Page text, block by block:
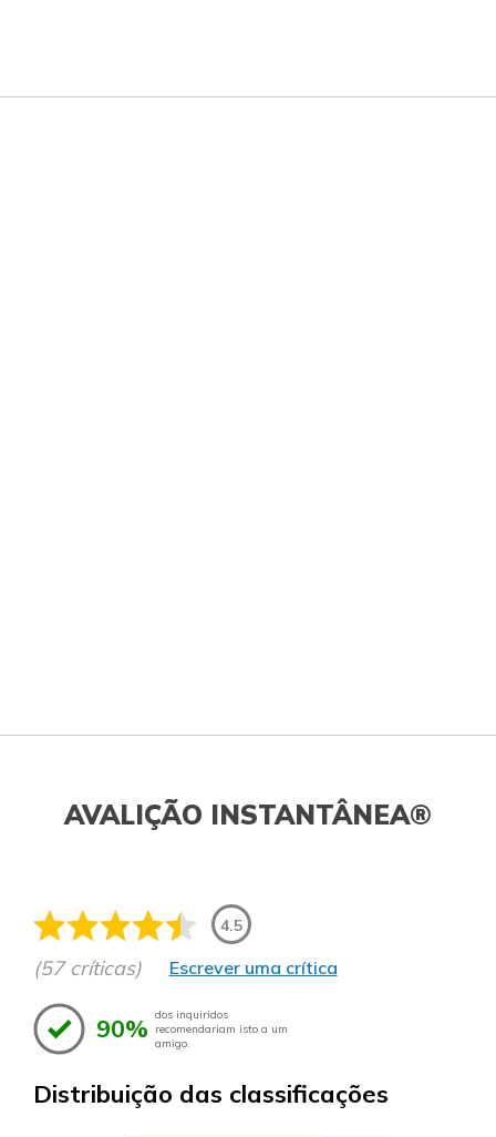
AVALIÇÃO INSTANTÂNEA®
4.5
(57 críticas) Escrever uma crítica
90% dos inquiridos
recomendariam isto a um
amigo.
Distribuição das classificações